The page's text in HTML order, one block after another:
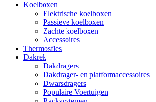
Koelboxen
Elektrische koelboxen
Passieve koelboxen
Zachte koelboxen
Accessoires
Thermosfles
Dakrek
Dakdragers
Dakdrager- en platformaccessoires
Dwarsdragers
Populaire Voertuigen